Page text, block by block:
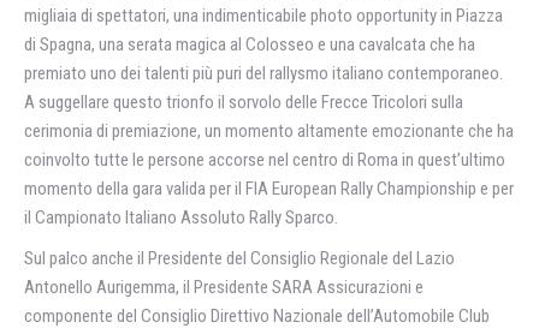
migliaia di spettatori, una indimenticabile photo opportunity in Piazza
di Spagna, una serata magica al Colosseo e una cavalcata che ha
premiato uno dei talenti più puri del rallysmo italiano contemporaneo.
A suggellare questo trionfo il sorvolo delle Frecce Tricolori sulla
cerimonia di premiazione, un momento altamente emozionante che ha
coinvolto tutte le persone accorse nel centro di Roma in quest’ultimo
momento della gara valida per il FIA European Rally Championship e per
il Campionato Italiano Assoluto Rally Sparco.
Sul palco anche il Presidente del Consiglio Regionale del Lazio
Antonello Aurigemma, il Presidente SARA Assicurazioni e
componente del Consiglio Direttivo Nazionale dell’Automobile Club